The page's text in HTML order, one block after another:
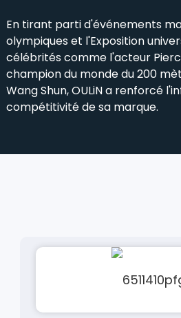
En tirant parti d'événements
olympiques et l'Exposition
célébrités comme l'acteur
champion du monde du 200
Wang Shun, OULiN a renforcé
compétitivité de sa marque.